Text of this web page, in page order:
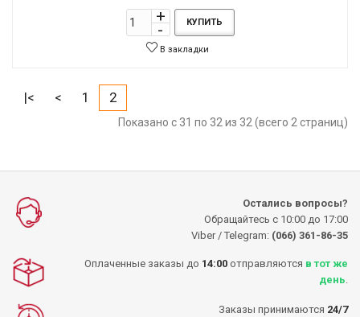
КУПИТЬ
В закладки
|< < 1 2
Показано с 31 по 32 из 32 (всего 2 страниц)
Остались вопросы?
Обращайтесь с 10:00 до 17:00
Viber / Telegram: (066) 361-86-35
Оплаченные заказы до 14:00 отправляются в тот же
день.
Заказы принимаются 24/7